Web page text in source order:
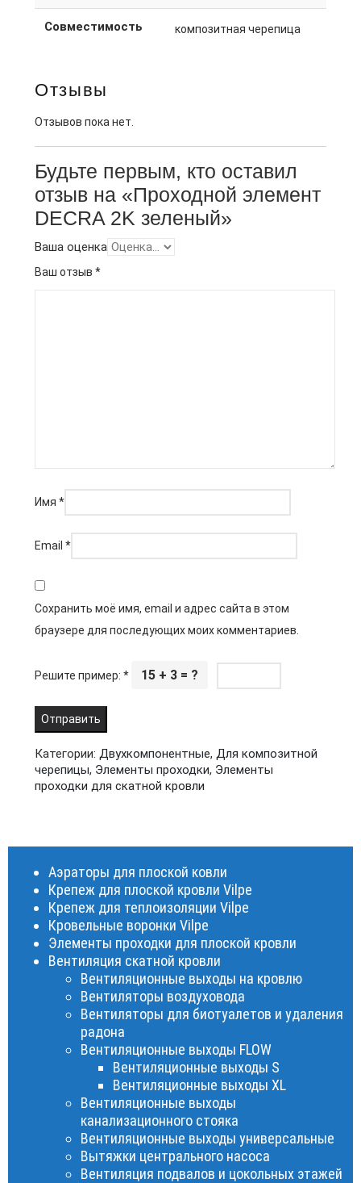
Совместимость композитная черепица
Отзывы
Отзывов пока нет.
Будьте первым, кто оставил
отзыв на «Проходной элемент
DECRA 2K зеленый»
Ваша оценка
Ваш отзыв *
Имя *
Email *
Сохранить моё имя, email и адрес сайта в этом
браузере для последующих моих комментариев.
Решите пример: * 15 + 3 = ?
Категории: Двухкомпонентные, Для композитной
черепицы, Элементы проходки, Элементы
проходки для скатной кровли
Аэраторы для плоской ковли
Крепеж для плоской кровли Vilpe
Крепеж для теплоизоляции Vilpe
Кровельные воронки Vilpe
Элементы проходки для плоской кровли
Вентиляция скатной кровли
Вентиляционные выходы на кровлю
Вентиляторы воздуховода
Вентиляторы для биотуалетов и удаления
радона
Вентиляционные выходы FLOW
Вентиляционные выходы S
Вентиляционные выходы XL
Вентиляционные выходы
канализационного стояка
Вентиляционные выходы универсальные
Вытяжки центрального насоса
Вентиляция подвалов и цокольных этажей